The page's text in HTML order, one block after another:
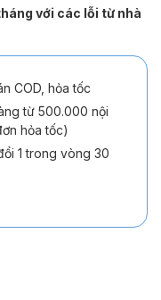
với các lỗi từ nhà
COD, hỏa tốc
từ 500.000 nội
hỏa tốc)
1 trong vòng 30